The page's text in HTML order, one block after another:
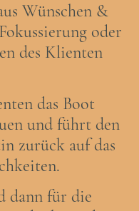
Wünschen &
oder
des Klienten
das Boot
und führt den
zurück auf das
dann für die